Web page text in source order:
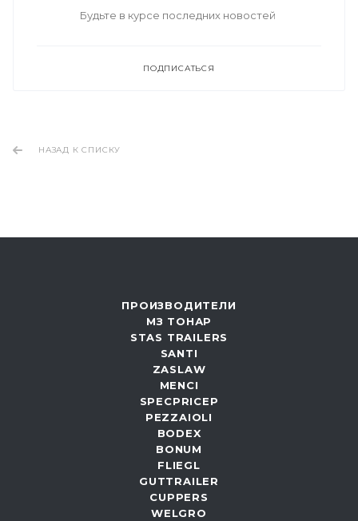
Будьте в курсе последних новостей
ПОДПИСАТЬСЯ
НАЗАД К СПИСКУ
ПРОИЗВОДИТЕЛИ
МЗ ТОНАР
STAS TRAILERS
SANTI
ZASLAW
MENCI
SPECPRICEP
PEZZAIOLI
BODEX
BONUM
FLIEGL
GUTTRAILER
CUPPERS
WELGRO